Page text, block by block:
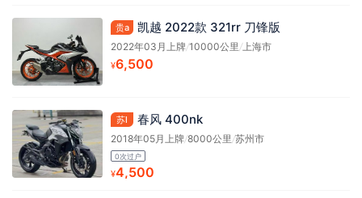
贵a 凯越 2022款 321rr 刀锋版
2022年03月上牌/10000公里 /上海市
¥6,500
苏l 春风 400nk
2018年05月上牌/8000公里 /苏州市
0次过户
¥4,500